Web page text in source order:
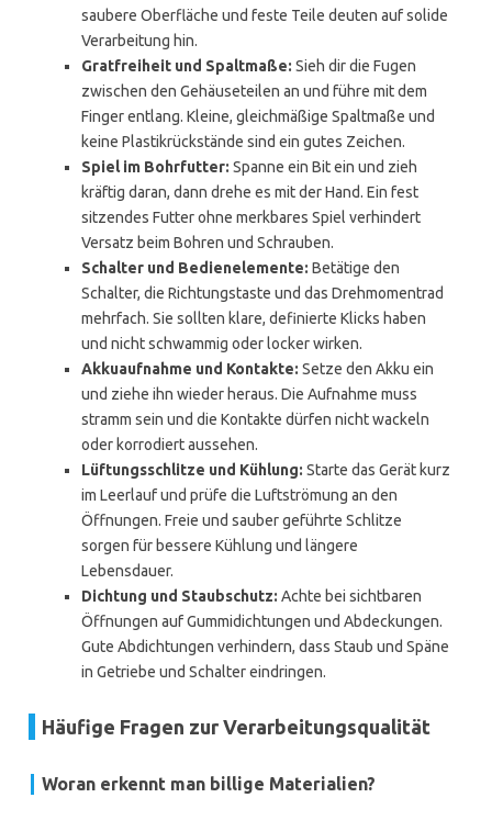
saubere Oberfläche und feste Teile deuten auf solide
Verarbeitung hin.
Gratfreiheit und Spaltmaße: Sieh dir die Fugen
zwischen den Gehäuseteilen an und führe mit dem
Finger entlang. Kleine, gleichmäßige Spaltmaße und
keine Plastikrückstände sind ein gutes Zeichen.
Spiel im Bohrfutter: Spanne ein Bit ein und zieh
kräftig daran, dann drehe es mit der Hand. Ein fest
sitzendes Futter ohne merkbares Spiel verhindert
Versatz beim Bohren und Schrauben.
Schalter und Bedienelemente: Betätige den
Schalter, die Richtungstaste und das Drehmomentrad
mehrfach. Sie sollten klare, definierte Klicks haben
und nicht schwammig oder locker wirken.
Akkuaufnahme und Kontakte: Setze den Akku ein
und ziehe ihn wieder heraus. Die Aufnahme muss
stramm sein und die Kontakte dürfen nicht wackeln
oder korrodiert aussehen.
Lüftungsschlitze und Kühlung: Starte das Gerät kurz
im Leerlauf und prüfe die Luftströmung an den
Öffnungen. Freie und sauber geführte Schlitze
sorgen für bessere Kühlung und längere
Lebensdauer.
Dichtung und Staubschutz: Achte bei sichtbaren
Öffnungen auf Gummidichtungen und Abdeckungen.
Gute Abdichtungen verhindern, dass Staub und Späne
in Getriebe und Schalter eindringen.
Häufige Fragen zur Verarbeitungsqualität
Woran erkennt man billige Materialien?